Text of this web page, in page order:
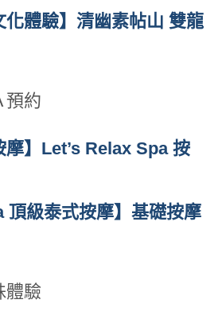
化體驗】清幽素帖山 雙龍
預約
摩】Let’s Relax Spa 按
頂級泰式按摩】基礎按摩
體驗